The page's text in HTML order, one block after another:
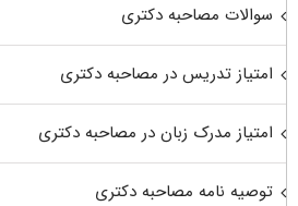
سوالات مصاحبه دکتری
امتیاز تدریس در مصاحبه دکتری
امتیاز مدرک زبان در مصاحبه دکتری
توصیه نامه مصاحبه دکتری